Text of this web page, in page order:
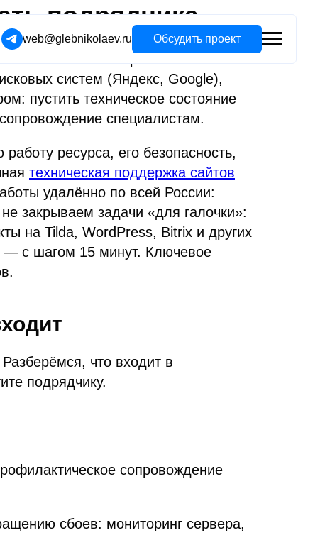
web@glebnikolaev.ru Обсудить проект
подрядчика
систем (Яндекс, Google),
пустить техническое состояние
специалистам.
ресурса, его безопасность,
техническая поддержка сайтов
удалённо по всей России:
закрываем задачи «для галочки»:
на Tilda, WordPress, Bitrix и других
— с шагом 15 минут. Ключевое
что входит в
подрядчику.
сопровождение
сбоев: мониторинг сервера,